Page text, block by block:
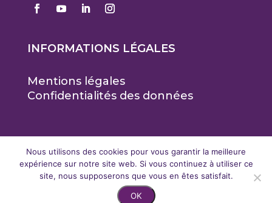
INFORMATIONS LÉGALES
Mentions légales
Confidentialités des données
Paris, Avignon, Marseille, Sophia
Antipolis
Nous utilisons des cookies pour vous garantir la meilleure
expérience sur notre site web. Si vous continuez à utiliser ce
site, nous supposerons que vous en êtes satisfait.
OK